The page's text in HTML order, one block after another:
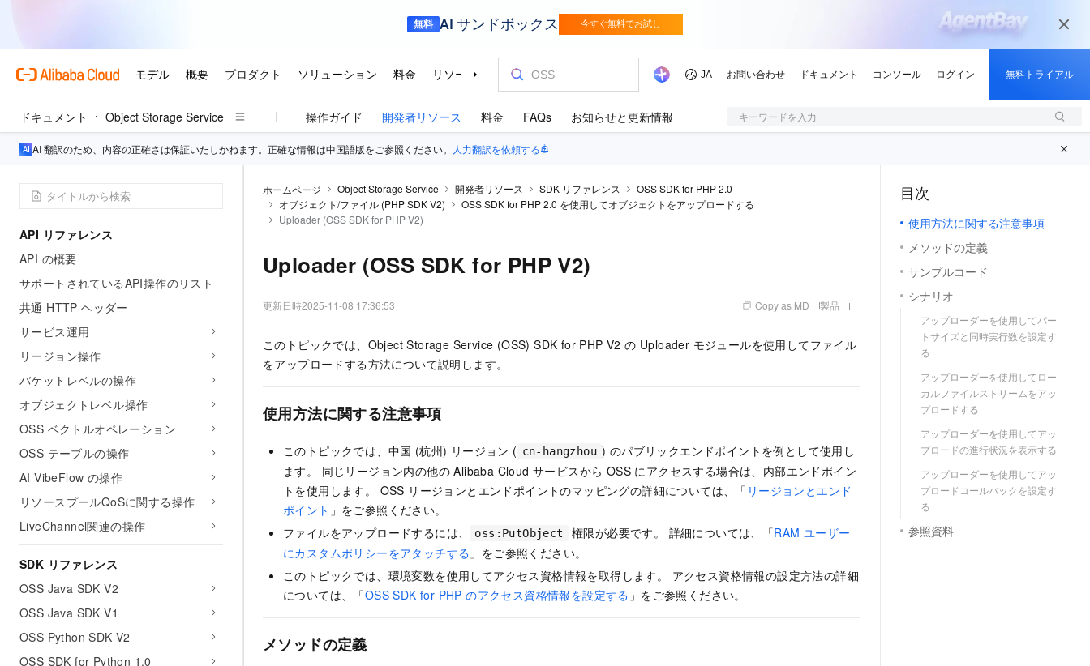
ドキュメント Object Storage Service 操作ガイド 開発者リソース 料金 FAQs お知らせと更新情報 キーワードを入力
AI 翻訳のため、内容の正確さは保証いたしかねます。正確な情報は中国語版をご参照ください。 人力翻訳を依頼する
API リファレンス
API の概要
サポートされているAPI操作のリスト
共通 HTTP ヘッダー
サービス運用
リージョン操作
バケットレベルの操作
オブジェクトレベル操作
OSS ベクトルオペレーション
OSS テーブルの操作
AI VibeFlow の操作
リソースプールQoSに関する操作
LiveChannel関連の操作
SDK リファレンス
OSS Java SDK V2
OSS Java SDK V1
OSS Python SDK V2
OSS SDK for Python 1.0
ホームページ Object Storage Service 開発者リソース SDK リファレンス
OSS SDK for PHP 2.0
オブジェクト/ファイル (PHP SDK V2)
OSS SDK for PHP 2.0 を使用してオブジェクトをアップロードする
Uploader (OSS SDK for PHP V2)
Uploader (OSS SDK for PHP V2)
更新日時2025-11-08 17:36:53 Copy as MD 製品
このトピックでは、Object Storage Service (OSS) SDK for PHP V2 の Uploader モジュールを使用してファイル
をアップロードする方法について説明します。
使用方法に関する注意事項
このトピックでは、中国 (杭州) リージョン ( cn-hangzhou ) のパブリックエンドポイントを例として使用し
ます。 同じリージョン内の他の Alibaba Cloud サービスから OSS にアクセスする場合は、内部エンドポイン
トを使用します。 OSS リージョンとエンドポイントのマッピングの詳細については、「 リージョンとエンド
ポイント 」をご参照ください。
ファイルをアップロードするには、
oss:PutObject 権限が必要です。 詳細については、「RAM ユーザー
にカスタムポリシーをアタッチする 」をご参照ください。
このトピックでは、環境変数を使用してアクセス資格情報を取得します。 アクセス資格情報の設定方法の詳細
については、「OSS SDK for PHP のアクセス資格情報を設定する 」をご参照ください。
メソッドの定義
目次
使用方法に関する注意事項
メソッドの定義
サンプルコード
シナリオ
アップローダーを使用してパー
トサイズと同時実行数を設定す
る
アップローダーを使用してロー
カルファイルストリームをアッ
プロードする
アップローダーを使用してアッ
プロードの進行状況を表示する
アップローダーを使用してアッ
プロードコールバックを設定す
る
参照資料